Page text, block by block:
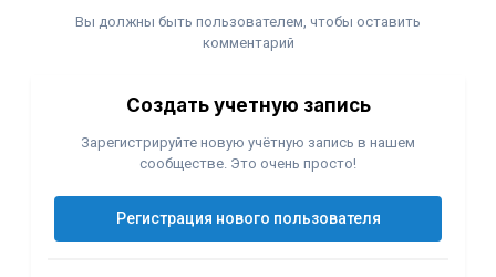
Вы должны быть пользователем, чтобы оставить
комментарий
Создать учетную запись
Зарегистрируйте новую учётную запись в нашем
сообществе. Это очень просто!
Регистрация нового пользователя